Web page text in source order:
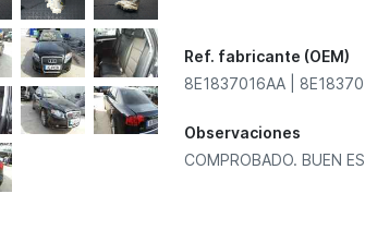
Ref. fabricante (OEM)
8E1837016AA |
Observaciones
COMPROBADO. BUEN